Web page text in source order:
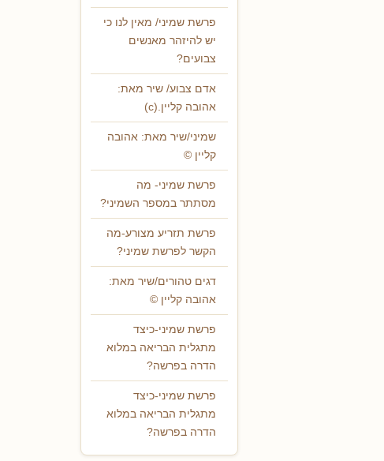
פרשת שמיני/ מאין לנו כי
יש להיזהר מאנשים
צבועים?
אדם צבוע/ שיר מאת:
אהובה קליין.(c)
שמיני/שיר מאת: אהובה
קליין ©
פרשת שמיני- מה
מסתתר במספר השמיני?
פרשת תזריע מצורע-מה
הקשר לפרשת שמיני?
דגים טהורים/שיר מאת:
אהובה קליין ©
פרשת שמיני-כיצד
מתגלית הבריאה במלוא
הדרה בפרשה?
פרשת שמיני-כיצד
מתגלית הבריאה במלוא
הדרה בפרשה?